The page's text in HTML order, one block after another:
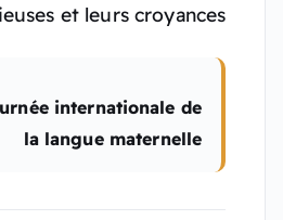
et leurs croyances.
internationale de
la langue maternelle